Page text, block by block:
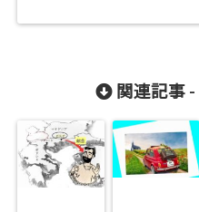
関連記事 -